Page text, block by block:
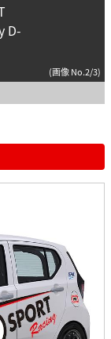
D-
(画像 No.2/3)